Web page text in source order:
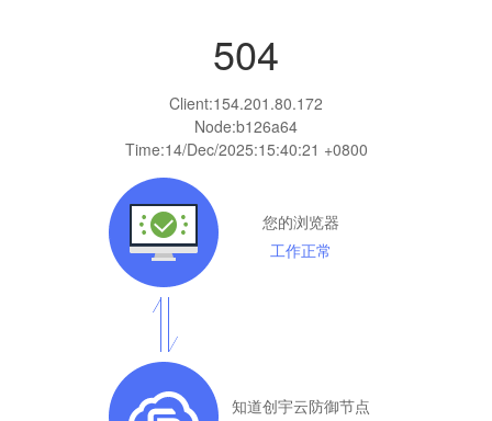
504
Client:154.201.80.172
Node:b126a64
Time:14/Dec/2025:15:40:21 +0800
您的浏览器
工作正常
知道创宇云防御节点